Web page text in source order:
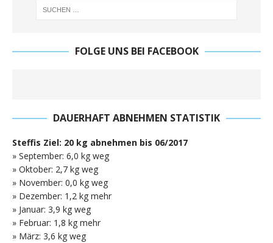
FOLGE UNS BEI FACEBOOK
DAUERHAFT ABNEHMEN STATISTIK
Steffis Ziel: 20 kg abnehmen bis 06/2017
» September: 6,0 kg weg
» Oktober: 2,7 kg weg
» November: 0,0 kg weg
» Dezember: 1,2 kg mehr
» Januar: 3,9 kg weg
» Februar: 1,8 kg mehr
» März: 3,6 kg weg